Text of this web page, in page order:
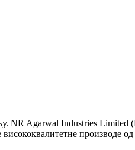
NR Agarwal Industries
производе